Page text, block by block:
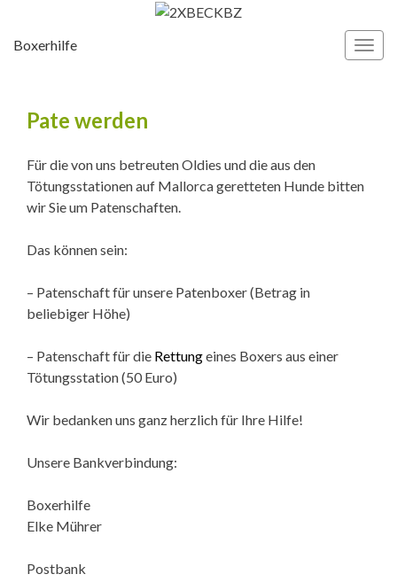
Boxerhilfe
Pate werden
Für die von uns betreuten Oldies und die aus den
Tötungsstationen auf Mallorca geretteten Hunde bitten
wir Sie um Patenschaften.
Das können sein:
– Patenschaft für unsere Patenboxer (Betrag in
beliebiger Höhe)
– Patenschaft für die Rettungeines Boxers aus einer
Tötungsstation (50 Euro)
Wir bedanken uns ganz herzlich für Ihre Hilfe!
Unsere Bankverbindung:
Boxerhilfe
Elke Mührer
Postbank